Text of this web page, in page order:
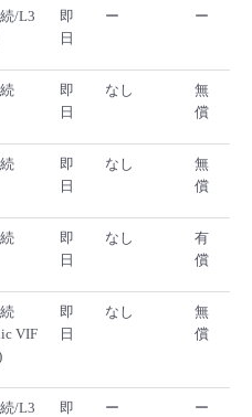
/L3
即
日
ー ー
即
日
なし
無
償
即
日
なし
無
償
即
日
なし
有
償
VIF
即
日
なし
無
償
/L3
即
ー ー